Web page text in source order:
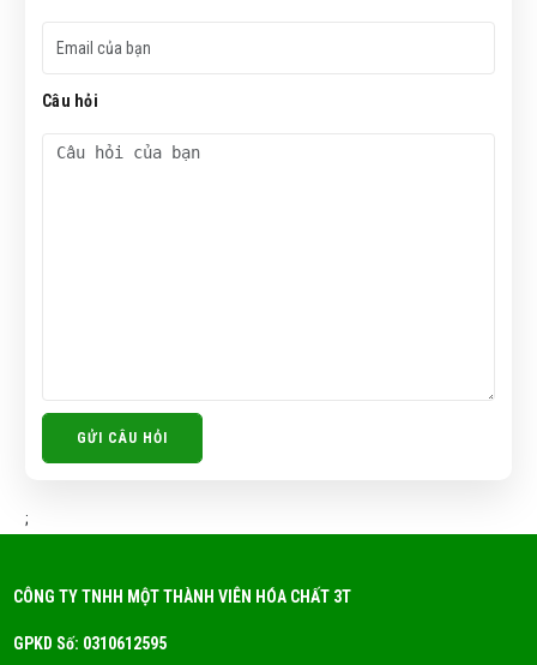
Câu hỏi
GỬI CÂU HỎI
;
CÔNG TY TNHH MỘT THÀNH VIÊN HÓA CHẤT 3T
GPKD Số: 0310612595